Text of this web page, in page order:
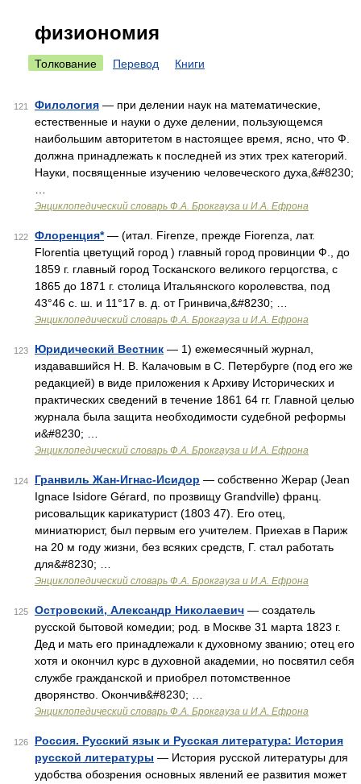
физиономия
Толкование Перевод Книги
121 Филология — при делении наук на математические,
естественные и науки о духе делении, пользующемся
наибольшим авторитетом в настоящее время, ясно, что Ф.
должна принадлежать к последней из этих трех категорий.
Науки, посвященные изучению человеческого духа,&#8230;
Энциклопедический словарь Ф.А. Брокгауза и И.А. Ефрона
122 Флоренция*— (итал. Firenze, прежде Fiorenza, лат.
Florentia цветущий город ) главный город провинции Ф., до
1859 г. главный город Тосканского великого герцогства, с
1865 до 1871 г. столица Итальянского королевства, под
43°46 с. ш. и 11°17 в. д. от Гринвича,&#8230; …
Энциклопедический словарь Ф.А. Брокгауза и И.А. Ефрона
123 Юридический Вестник — 1) ежемесячный журнал,
издававшийся Н. В. Калачовым в С. Петербурге (под его же
редакцией) в виде приложения к Архиву Исторических и
практических сведений в течение 1861 64 гг. Главной целью
журнала была защита необходимости судебной реформы
и&#8230; …
Энциклопедический словарь Ф.А. Брокгауза и И.А. Ефрона
124 Гранвиль Жан-Игнас-Исидор — собственно Жерар (Jean
Ignace Isidore Gérard, по прозвищу Grandville) франц.
рисовальщик карикатурист (1803 47). Его отец,
миниатюрист, был первым его учителем. Приехав в Париж
на 20 м году жизни, без всяких средств, Г. стал работать
для&#8230; …
Энциклопедический словарь Ф.А. Брокгауза и И.А. Ефрона
125 Островский, Александр Николаевич — создатель
русской бытовой комедии; род. в Москве 31 марта 1823 г.
Дед и мать его принадлежали к духовному званию; отец его
хотя и окончил курс в духовной академии, но посвятил себя
службе гражданской и приобрел потомственное
дворянство. Окончив&#8230; …
Энциклопедический словарь Ф.А. Брокгауза и И.А. Ефрона
126
Россия. Русский язык и Русская литература: История
русской литературы — История русской литературы для
удобства обозрения основных явлений ее развития может